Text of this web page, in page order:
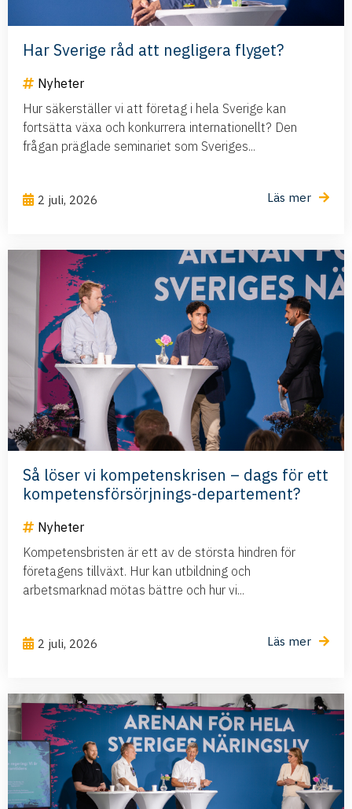
Har Sverige råd att negligera flyget?
Nyheter
Hur säkerställer vi att företag i hela Sverige kan
fortsätta växa och konkurrera internationellt? Den
frågan präglade seminariet som Sveriges...
2 juli, 2026 Läs mer
Så löser vi kompetenskrisen – dags för ett
kompetensförsörjnings-departement?
Nyheter
Kompetensbristen är ett av de största hindren för
företagens tillväxt. Hur kan utbildning och
arbetsmarknad mötas bättre och hur vi...
2 juli, 2026 Läs mer